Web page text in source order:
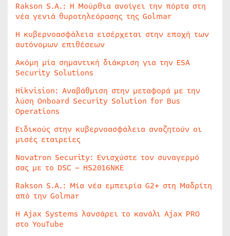
Rakson S.A.: Η Μούρθια ανοίγει την πόρτα στη
νέα γενιά θυροτηλεόρασης της Golmar
Η κυβερνοασφάλεια εισέρχεται στην εποχή των
αυτόνομων επιθέσεων
Ακόμη μία σημαντική διάκριση για την ESA
Security Solutions
Hikvision: Αναβάθμιση στην μεταφορά με την
λύση Onboard Security Solution for Bus
Operations
Ειδικούς στην κυβερνοασφάλεια αναζητούν οι
μισές εταιρείες
Novatron Security: Ενισχύστε τον συναγερμό
σας με το DSC – HS2016NKE
Rakson S.A.: Μία νέα εμπειρία G2+ στη Μαδρίτη
από την Golmar
Η Ajax Systems λανσάρει το κανάλι Ajax PRO
στο YouTube